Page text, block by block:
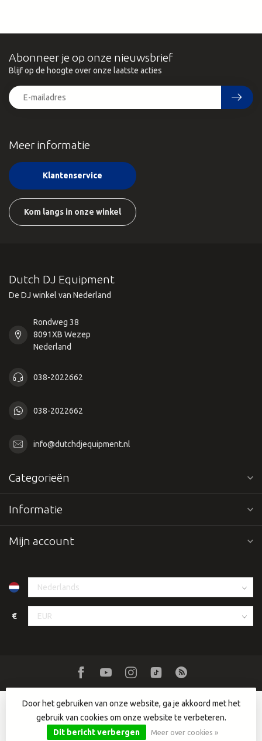
Meer informatie
Klantenservice
Kom langs in onze winkel
Abonneer je op onze nieuwsbrief
Blijf op de hoogte over onze laatste acties
Dutch DJ Equipment
De DJ winkel van Nederland
Rondweg 38
8091XB Wezep
Nederland
038-2022662
038-2022662
info@dutchdjequipment.nl
Categorieën
Informatie
Mijn account
€
© Copyright 2026 Dutch DJ Equipment- Powered byLightspeed
Lightspeed designby Dyvelopment
Door het gebruiken van onze website, ga je akkoord met het
gebruik van cookies om onze website te verbeteren.
Dit bericht verbergen
Meer over cookies »